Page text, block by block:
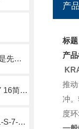
ASCO电磁阀怎么选择直动式还是先导式？
VASCAT电动机MDD-SW-250-Y 16简要介绍
WEBTEC威泰克测试仪DHT801-S-7-L介绍
产
标
产
推
冲
度